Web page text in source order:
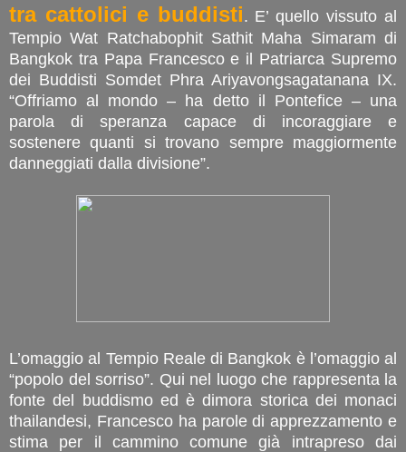
tra cattolici e buddisti. E’ quello vissuto al
Tempio Wat Ratchabophit Sathit Maha Simaram di
Bangkok tra Papa Francesco e il Patriarca Supremo
dei Buddisti Somdet Phra Ariyavongsagatanana IX.
“Offriamo al mondo – ha detto il Pontefice – una
parola di speranza capace di incoraggiare e
sostenere quanti si trovano sempre maggiormente
danneggiati dalla divisione”.
L’omaggio al Tempio Reale di Bangkok è l’omaggio al
“popolo del sorriso”. Qui nel luogo che rappresenta la
fonte del buddismo ed è dimora storica dei monaci
thailandesi, Francesco ha parole di apprezzamento e
stima per il cammino comune già intrapreso dai